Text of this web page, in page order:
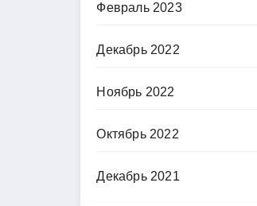
Февраль 2023
Декабрь 2022
Ноябрь 2022
Октябрь 2022
Декабрь 2021